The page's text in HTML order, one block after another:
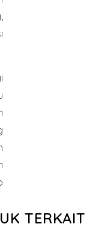
TERKAIT